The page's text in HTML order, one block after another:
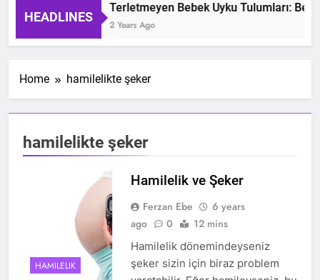
HEADLINES
Terletmeyen Bebek Uyku Tulumları:
2 Years Ago
Home hamilelikte şeker
hamilelikte şeker
HAMILELIK
Hamilelik ve Şeker
Ferzan Ebe
6 years
ago
0 12 mins
Hamilelik dönemindeyseniz
şeker sizin için biraz problem